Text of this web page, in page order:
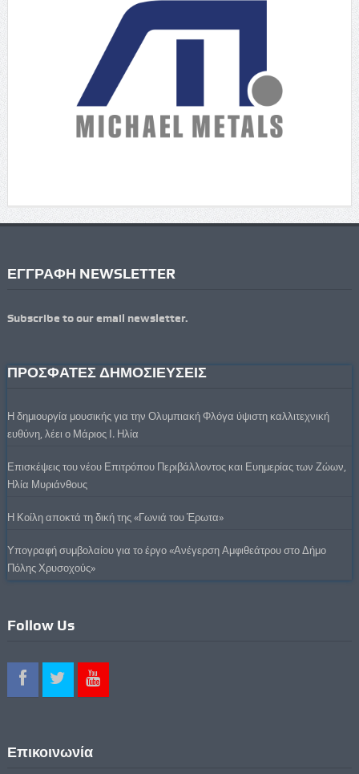
ΕΓΓΡΑΦΗ NEWSLETTER
Subscribe to our email newsletter.
ΠΡΟΣΦΑΤΕΣ ΔΗΜΟΣΙΕΥΣΕΙΣ
Η δημιουργία μουσικής για την Ολυμπιακή Φλόγα ύψιστη καλλιτεχνική
ευθύνη, λέει ο Μάριος Ι. Ηλία
Επισκέψεις του νέου Επιτρόπου Περιβάλλοντος και Ευημερίας των Ζώων,
Ηλία Μυριάνθους
Η Κοίλη αποκτά τη δική της «Γωνιά του Έρωτα»
Υπογραφή συμβολαίου για το έργο «Ανέγερση Αμφιθεάτρου στο Δήμο
Πόλης Χρυσοχούς»
Follow Us
Επικοινωνία